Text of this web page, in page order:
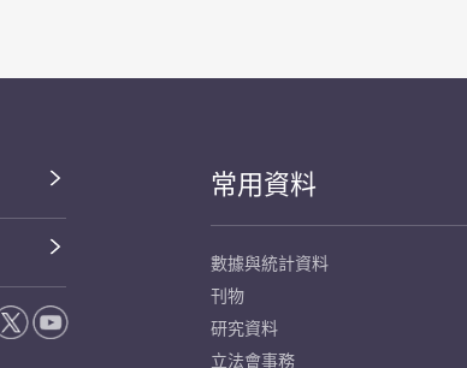
常用資料
數據與統計資料
刊物
研究資料
立法會事務